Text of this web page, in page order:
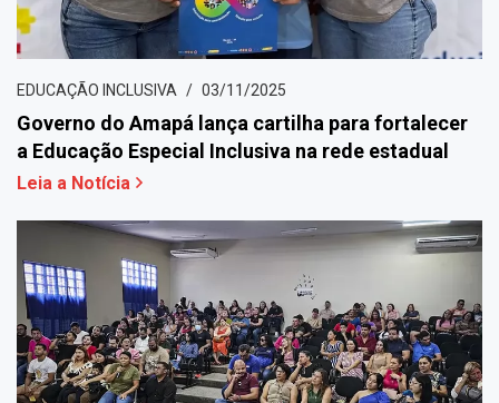
EDUCAÇÃO INCLUSIVA 03/11/2025
Governo do Amapá lança cartilha para fortalecer
a Educação Especial Inclusiva na rede estadual
Leia a Notícia